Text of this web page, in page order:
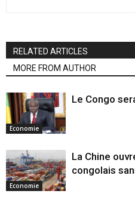
RELATED ARTICLES
MORE FROM AUTHOR
Economie
Le Congo
Economie
La Chine
congolais